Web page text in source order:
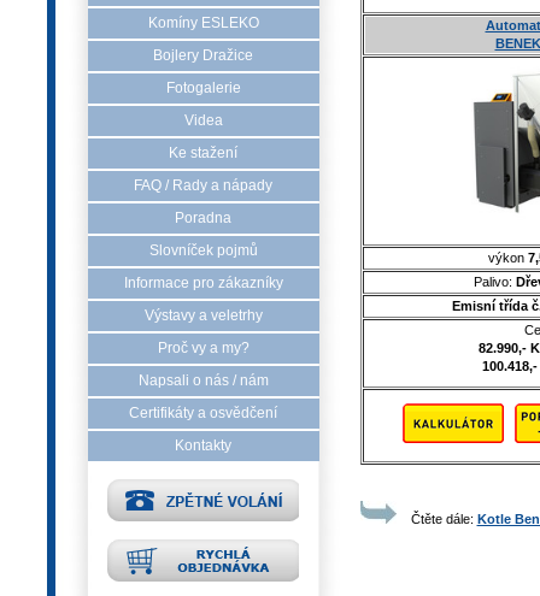
Komíny ESLEKO
Bojlery Dražice
Fotogalerie
Videa
Ke stažení
FAQ / Rady a nápady
Poradna
Slovníček pojmů
Informace pro zákazníky
Výstavy a veletrhy
Proč vy a my?
Napsali o nás / nám
Certifikáty a osvědčení
Kontakty
výkon
Palivo:
Emisní třída
82.990,-
Čtěte dále: Kotle